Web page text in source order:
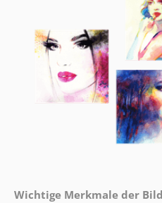
Wichtige Merkmale der